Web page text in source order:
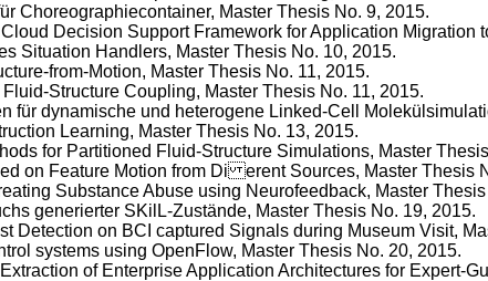
Choreographiecontainer, Master Thesis No. 9, 2015.
Decision Support Framework for Application Migration
Situation Handlers, Master Thesis No. 10, 2015.
from-Motion, Master Thesis No. 11, 2015.
Structure Coupling, Master Thesis No. 11, 2015.
für dynamische und heterogene Linked-Cell
Learning, Master Thesis No. 13, 2015.
for Partitioned Fluid-Structure Simulations, Master
on Feature Motion from Di erent Sources, Master Thesis
Substance Abuse using Neurofeedback, Master
generierter SKilL-Zustände, Master Thesis No. 19, 2015.
Detection on BCI captured Signals during Museum Visit,
systems using OpenFlow, Master Thesis No. 20, 2015.
of Enterprise Application Architectures for Expert-